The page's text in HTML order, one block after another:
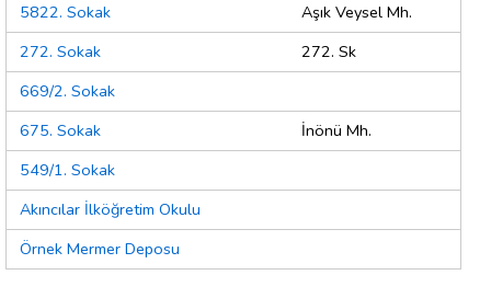
5822. Sokak
Aşık Veysel Mh.
272. Sokak
272. Sk
669/2. Sokak
675. Sokak
İnönü Mh.
549/1. Sokak
Akıncılar İlköğretim Okulu
Örnek Mermer Deposu